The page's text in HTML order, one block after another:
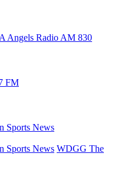
Angels Radio AM 830
FM
Sports News
Sports News WDGG The